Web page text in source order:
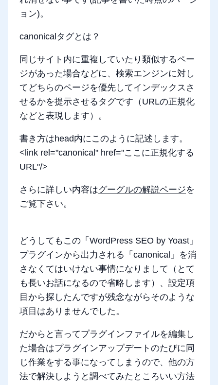
ョン)。
canonicalタグとは？
同じサイト内に重複していたり類似するペー
ジがあった場合などに、検索エンジンに対し
てどちらのページを優先してインデックスさ
せるかを提示させるタグです（URLの正規化
などと表現します）。
書き方はhead内にこのように記述します。
<link rel="canonical" href="ここに正規化する
URL"/>
さらに詳しい内容はグーグルの解説ページを
ご覧下さい。
どうしてもこの「WordPress SEO by Yoast」
プラグインから出力される「canonical」を消
さなくてはいけない事情になりまして（とて
も長いお話になるので省略します）、設定項
目から探したんですが残念ながらそのような
項目はありませんでした。
だからと言ってプラグインファイルを編集し
た場合はプラグインアップデートのたびに同
じ作業をする事になってしまうので、他の方
法で解決しようと調べてみたところいい方法